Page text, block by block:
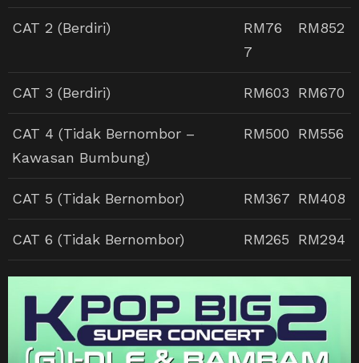
CAT 2 (Berdiri)
RM76
7
RM852
CAT 3 (Berdiri) RM603 RM670
CAT 4 (Tidak Bernombor –
Kawasan Bumbung)
RM500 RM556
CAT 5 (Tidak Bernombor) RM367 RM408
CAT 6 (Tidak Bernombor) RM265 RM294